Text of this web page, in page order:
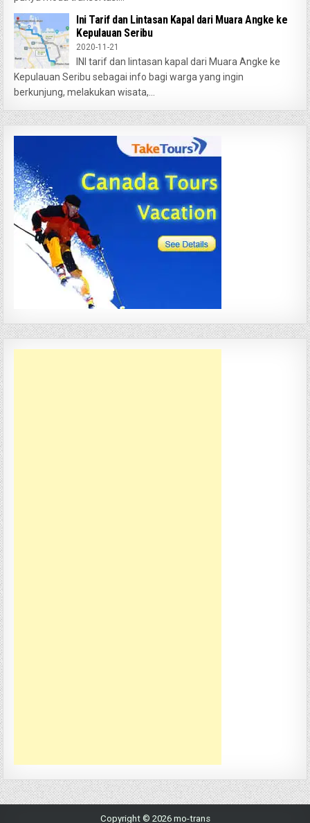
Ini Tarif dan Lintasan Kapal dari Muara Angke ke
Kepulauan Seribu
2020-11-21
INI tarif dan lintasan kapal dari Muara Angke ke
Kepulauan Seribu sebagai info bagi warga yang ingin
berkunjung, melakukan wisata,...
Copyright © 2026 mo-trans